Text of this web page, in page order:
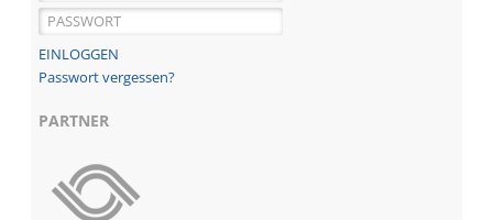
Passwort vergessen?
PARTNER